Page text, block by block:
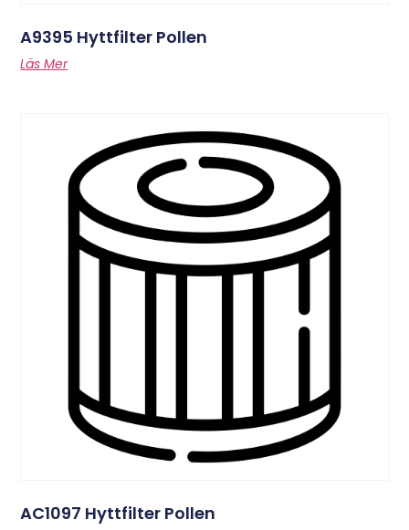
A9395 Hyttfilter Pollen
Läs Mer
AC1097 Hyttfilter Pollen